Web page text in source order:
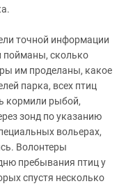
точной информации
пойманы, сколько
им проделаны, какое
парка, всех птиц
кормили рыбой,
зонд по указанию
вольерах,
Волонтеры
пребывания птиц у
спустя несколько